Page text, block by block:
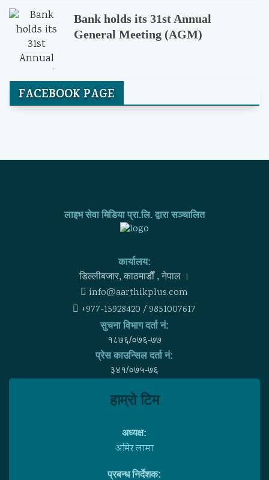
Bank holds its 31st Annual
General Meeting (AGM)
FACEBOOK PAGE
लाइभ सेवा मिडिया प्रा.लि. द्वारा सञ्चालित
कार्यालय:
डिल्लीबजार, काठमाडाैँ , नेपाल ।
info@aarthikplus.com
+977-15928420 / 9851007617
सुचना विभाग दर्ता नं:
१८७६/०७६-७७
प्रेस काउन्सिल दर्ता नं:
३४१/०७५-७६
हाम्राे टिम
अध्यक्ष:
अमिर लामा
प्रबन्ध निर्देशक: